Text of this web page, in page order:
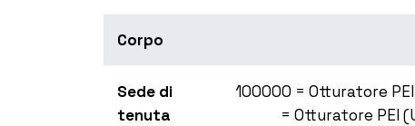
Corpo
Sede di
tenuta
100000 = Otturatore
= Otturatore PEI